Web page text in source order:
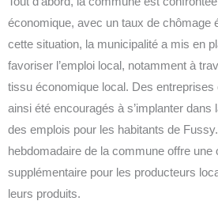
économique, avec un taux de chômage
cette situation, la municipalité a mis en
favoriser l’emploi local, notamment à
tissu économique local. Des
ainsi été encouragés à s’implanter
des emplois pour les habitants de
hebdomadaire de la commune offre une
supplémentaire pour les producteurs
leurs produits.